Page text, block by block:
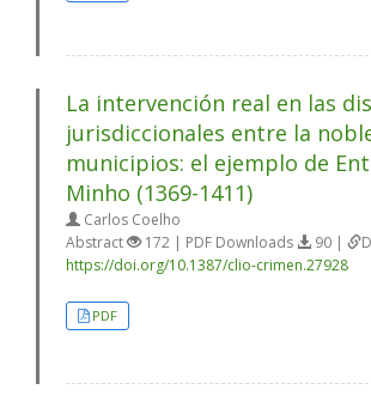
La intervención real en las
jurisdiccionales entre la
municipios: el ejemplo de
Minho (1369-1411)
Carlos Coelho
Abstract
172 | PDF Downloads 90 |
https://doi.org/10.1387/clio-crimen.27928
PDF